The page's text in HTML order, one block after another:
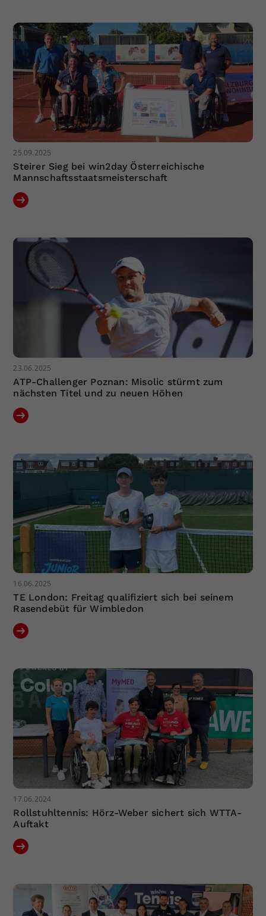
25.09.2025
Steirer Sieg bei win2day Österreichische
Mannschaftsstaatsmeisterschaft
23.06.2025
ATP-Challenger Poznan: Misolic stürmt zum
nächsten Titel und zu neuen Höhen
16.06.2025
TE London: Freitag qualifiziert sich bei seinem
Rasendebüt für Wimbledon
17.06.2024
Rollstuhltennis: Hörz-Weber sichert sich WTTA-
Auftakt
Zweck
Einstellungen. Unter anderem eine
zufällig generierte ID, für die
historische Speicherung Ihrer
vorgenommen Einstellungen, falls der
Webseiten-Betreiber dies eingestellt
hat.